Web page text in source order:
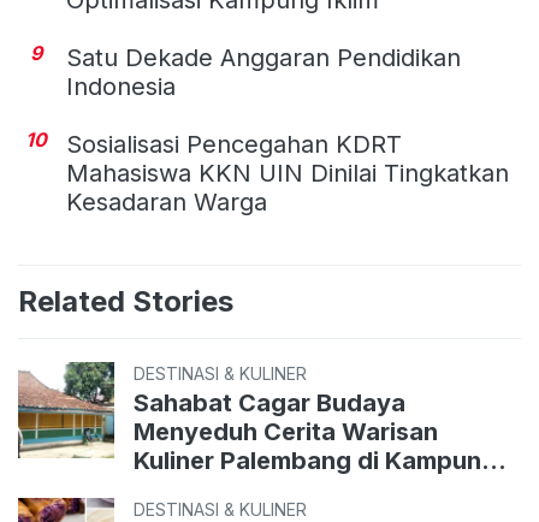
9
Satu Dekade Anggaran Pendidikan
Indonesia
10
Sosialisasi Pencegahan KDRT
Mahasiswa KKN UIN Dinilai Tingkatkan
Kesadaran Warga
Related Stories
DESTINASI & KULINER
Sahabat Cagar Budaya
Menyeduh Cerita Warisan
Kuliner Palembang di Kampung
DESTINASI & KULINER